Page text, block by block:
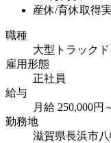
産休/育休取得
職種
大型トラック
雇用形態
正社員
給与
月給 250,000円
勤務地
滋賀県長浜市